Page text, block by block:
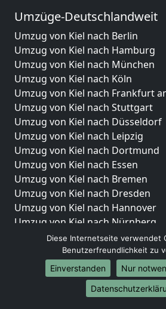
Umzüge-Deutschlandweit
Umzug von Kiel nach Berlin
Umzug von Kiel nach Hamburg
Umzug von Kiel nach München
Umzug von Kiel nach Köln
Umzug von Kiel nach Frankfurt
Umzug von Kiel nach Stuttgart
Umzug von Kiel nach Düsseldorf
Umzug von Kiel nach Leipzig
Umzug von Kiel nach Dortmund
Umzug von Kiel nach Essen
Umzug von Kiel nach Bremen
Umzug von Kiel nach Dresden
Umzug von Kiel nach Hannover
Umzug von Kiel nach Nürnberg
Umzug von Kiel nach Duisburg
Umzug von Kiel nach Bochum
Umzug von Kiel nach Wuppertal
Umzug von Kiel nach Bielefeld
Umzug von Kiel nach Bonn
Diese Internetseite verwendet
Benutzerfreundlichkeit zu
Einverstanden
Nur